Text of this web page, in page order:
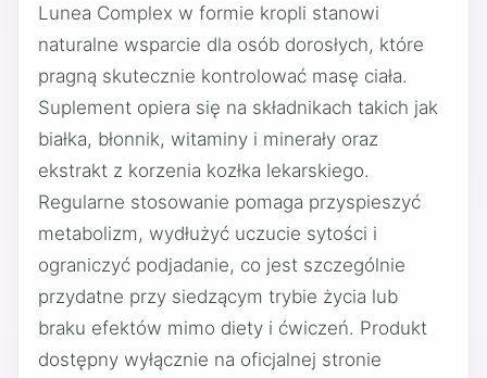
Lunea Complex w formie kropli stanowi
naturalne wsparcie dla osób dorosłych, które
pragną skutecznie kontrolować masę ciała.
Suplement opiera się na składnikach takich jak
białka, błonnik, witaminy i minerały oraz
ekstrakt z korzenia kozłka lekarskiego.
Regularne stosowanie pomaga przyspieszyć
metabolizm, wydłużyć uczucie sytości i
ograniczyć podjadanie, co jest szczególnie
przydatne przy siedzącym trybie życia lub
braku efektów mimo diety i ćwiczeń. Produkt
dostępny wyłącznie na oficjalnej stronie